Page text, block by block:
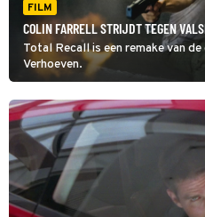
FILM
COLIN FARRELL STRIJDT TEGEN
Total Recall is een remake van
Verhoeven.